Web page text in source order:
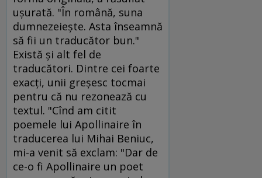
uşurată. "În română, suna
dumnezeieşte. Asta înseamnă
să fii un traducător bun."
Există şi alt fel de
traducători. Dintre cei foarte
exacţi, unii greşesc tocmai
pentru că nu rezonează cu
textul. "Cînd am citit
poemele lui Apollinaire în
traducerea lui Mihai Beniuc,
mi-a venit să exclam: "Dar de
ce-o fi Apollinaire un poet